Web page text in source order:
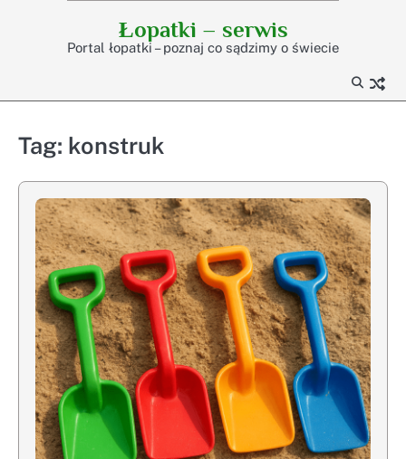
Łopatki – serwis
Portal łopatki – poznaj co sądzimy o świecie
Tag: konstruk